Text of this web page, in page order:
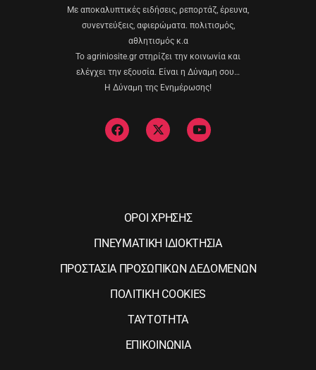
Με αποκαλυπτικές ειδήσεις, ρεπορτάζ, έρευνα,
συνεντεύξεις, αφιερώματα. πολιτισμός,
αθλητισμός κ.α
Το agriniosite.gr στηρίζει την κοινωνία και
ελέγχει την εξουσία. Είναι η Δύναμη σου…
Η Δύναμη της Ενημέρωσης!
ΟΡΟΙ ΧΡΗΣΗΣ
ΠΝΕΥΜΑΤΙΚΗ ΙΔΙΟΚΤΗΣΙΑ
ΠΡΟΣΤΑΣΙΑ ΠΡΟΣΩΠΙΚΩΝ ΔΕΔΟΜΕΝΩΝ
ΠΟΛΙΤΙΚΗ COOKIES
ΤΑΥΤΟΤΗΤΑ
ΕΠΙΚΟΙΝΩΝΙΑ